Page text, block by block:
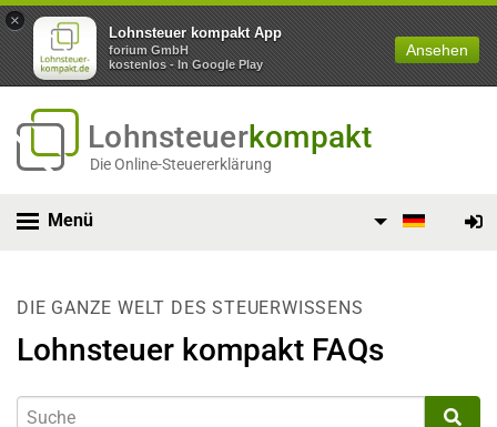
×
Lohnsteuer kompakt App
forium GmbH
kostenlos - In Google Play
Ansehen
Lohnsteuerkompakt
Die Online-Steuererklärung
Menü
DIE GANZE WELT DES STEUERWISSENS
Lohnsteuer kompakt FAQs